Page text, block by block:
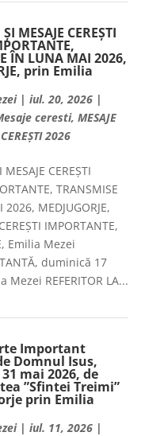
MESAJE CEREȘTI
ÎN LUNA MAI 2026,
prin Emilia
|iul. 20, 2026 |
ceresti,MESAJE
2026
CEREȘTI
TRANSMISE
MEDJUGORJE,
IMPORTANTE,
Emilia Mezei
duminică 17
Mezei REFERITOR LA...
Important
Domnul Isus,
mai 2026, de
”Sfintei Treimi”
prin Emilia
|iul. 11, 2026 |